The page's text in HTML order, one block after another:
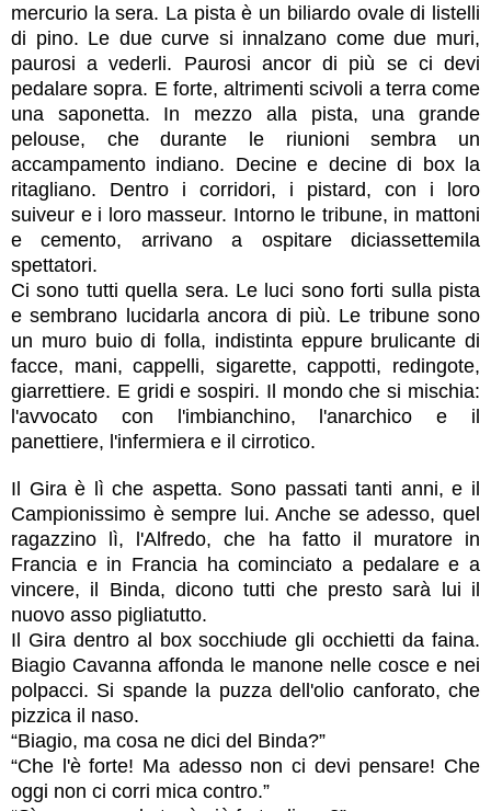
mercurio la sera. La pista è un biliardo ovale di listelli
di pino. Le due curve si innalzano come due muri,
paurosi a vederli. Paurosi ancor di più se ci devi
pedalare sopra. E forte, altrimenti scivoli a terra come
una saponetta. In mezzo alla pista, una grande
pelouse, che durante le riunioni sembra un
accampamento indiano. Decine e decine di box la
ritagliano. Dentro i corridori, i pistard, con i loro
suiveur e i loro masseur. Intorno le tribune, in mattoni
e cemento, arrivano a ospitare diciassettemila
spettatori.
Ci sono tutti quella sera. Le luci sono forti sulla pista
e sembrano lucidarla ancora di più. Le tribune sono
un muro buio di folla, indistinta eppure brulicante di
facce, mani, cappelli, sigarette, cappotti, redingote,
giarrettiere. E gridi e sospiri. Il mondo che si mischia:
l'avvocato con l'imbianchino, l'anarchico e il
panettiere, l'infermiera e il cirrotico.
Il Gira è lì che aspetta. Sono passati tanti anni, e il
Campionissimo è sempre lui. Anche se adesso, quel
ragazzino lì, l'Alfredo, che ha fatto il muratore in
Francia e in Francia ha cominciato a pedalare e a
vincere, il Binda, dicono tutti che presto sarà lui il
nuovo asso pigliatutto.
Il Gira dentro al box socchiude gli occhietti da faina.
Biagio Cavanna affonda le manone nelle cosce e nei
polpacci. Si spande la puzza dell'olio canforato, che
pizzica il naso.
“Biagio, ma cosa ne dici del Binda?”
“Che l'è forte! Ma adesso non ci devi pensare! Che
oggi non ci corri mica contro.”